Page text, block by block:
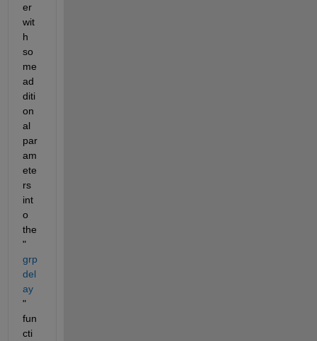
er
wit
h
so
me
ad
diti
on
al
par
am
ete
rs
int
o
the
"
grp
del
ay
"
fun
cti